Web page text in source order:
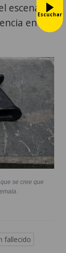
escenario
en la
se cree que
fallecido
Escuchar